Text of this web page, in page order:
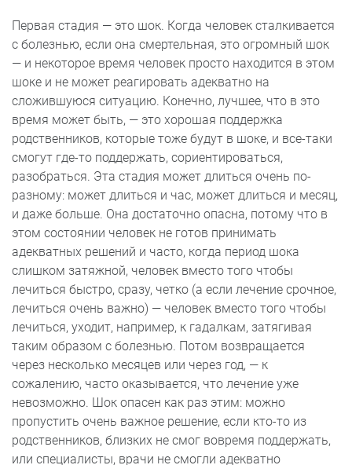
Первая стадия — это шок. Когда человек сталкивается
с болезнью, если она смертельная, это огромный шок
— и некоторое время человек просто находится в этом
шоке и не может реагировать адекватно на
сложившуюся ситуацию. Конечно, лучшее, что в это
время может быть, — это хорошая поддержка
родственников, которые тоже будут в шоке, и все-таки
смогут где-то поддержать, сориентироваться,
разобраться. Эта стадия может длиться очень по-
разному: может длиться и час, может длиться и месяц,
и даже больше. Она достаточно опасна, потому что в
этом состоянии человек не готов принимать
адекватных решений и часто, когда период шока
слишком затяжной, человек вместо того чтобы
лечиться быстро, сразу, четко (а если лечение срочное,
лечиться очень важно) — человек вместо того чтобы
лечиться, уходит, например, к гадалкам, затягивая
таким образом с болезнью. Потом возвращается
через несколько месяцев или через год, — к
сожалению, часто оказывается, что лечение уже
невозможно. Шок опасен как раз этим: можно
пропустить очень важное решение, если кто-то из
родственников, близких не смог вовремя поддержать,
или специалисты, врачи не смогли адекватно